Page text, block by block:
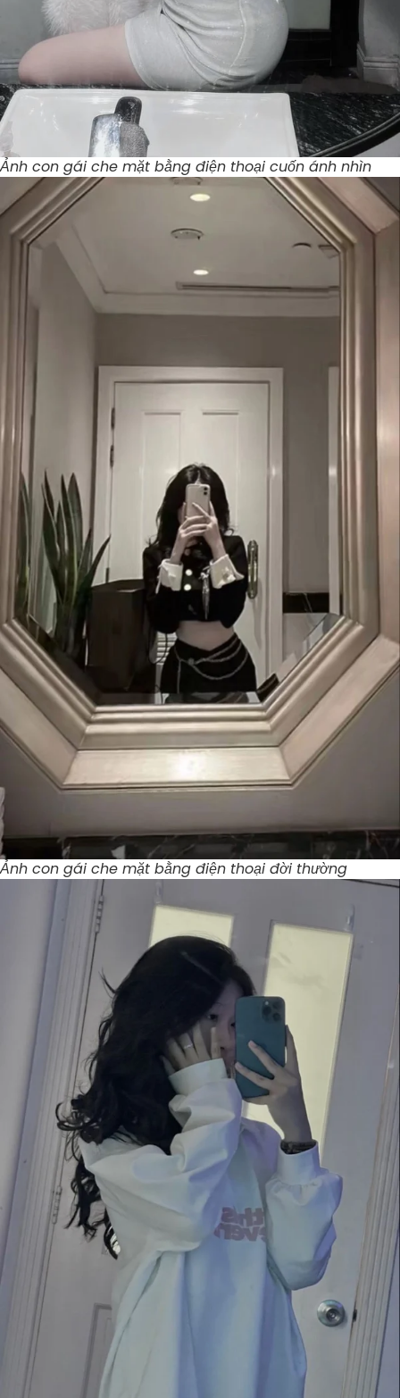
Ảnh con gái che mặt bằng điện thoại cuốn ánh nhìn
Ảnh con gái che mặt bằng điện thoại đời thường